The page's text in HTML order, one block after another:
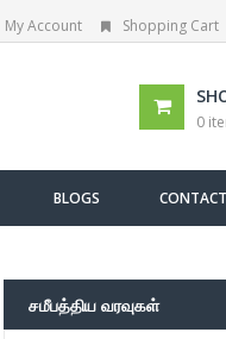
My Account Shopping Cart
0
BLOGS
சமீபத்திய வரவுகள்